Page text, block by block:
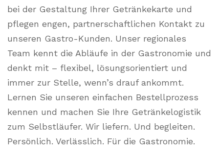
bei der Gestaltung Ihrer Getränkekarte und
pflegen engen, partnerschaftlichen Kontakt zu
unseren Gastro-Kunden. Unser regionales
Team kennt die Abläufe in der Gastronomie und
denkt mit – flexibel, lösungsorientiert und
immer zur Stelle, wenn’s drauf ankommt.
Lernen Sie unseren einfachen Bestellprozess
kennen und machen Sie Ihre Getränkelogistik
zum Selbstläufer. Wir liefern. Und begleiten.
Persönlich. Verlässlich. Für die Gastronomie.